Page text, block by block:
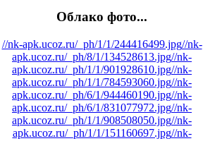
Облако фото...
//nk-apk.ucoz.ru/_ph/1/1/244416499.jpg//nk-
apk.ucoz.ru/_ph/8/1/134528613.jpg//nk-
apk.ucoz.ru/_ph/1/1/901928610.jpg//nk-
apk.ucoz.ru/_ph/1/1/784593060.jpg//nk-
apk.ucoz.ru/_ph/6/1/944460190.jpg//nk-
apk.ucoz.ru/_ph/6/1/831077972.jpg//nk-
apk.ucoz.ru/_ph/1/1/908508050.jpg//nk-
apk.ucoz.ru/_ph/1/1/151160697.jpg//nk-